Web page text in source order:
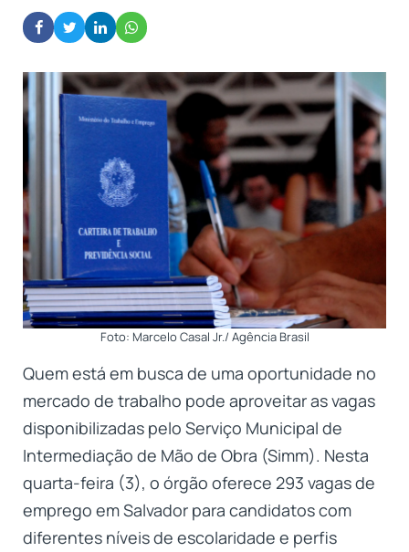
Foto: Marcelo Casal Jr./ Agência Brasil
Quem está em busca de uma oportunidade no
mercado de trabalho pode aproveitar as vagas
disponibilizadas pelo Serviço Municipal de
Intermediação de Mão de Obra (Simm). Nesta
quarta-feira (3), o órgão oferece 293 vagas de
emprego em Salvador para candidatos com
diferentes níveis de escolaridade e perfis